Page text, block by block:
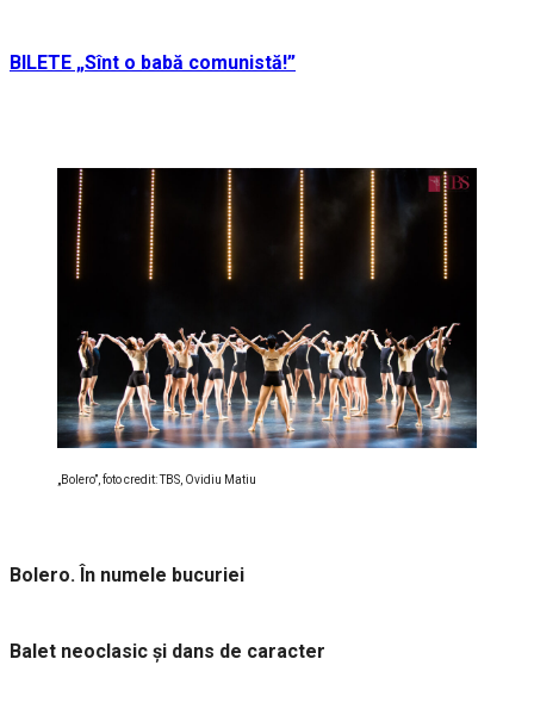
BILETE „Sînt o babă comunistă!”
„Bolero”, foto credit: TBS, Ovidiu Matiu
Bolero. În numele bucuriei
Balet neoclasic și dans de caracter